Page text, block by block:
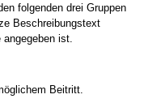
folgenden drei Gruppen
Beschreibungstext
ist.
Beitritt.